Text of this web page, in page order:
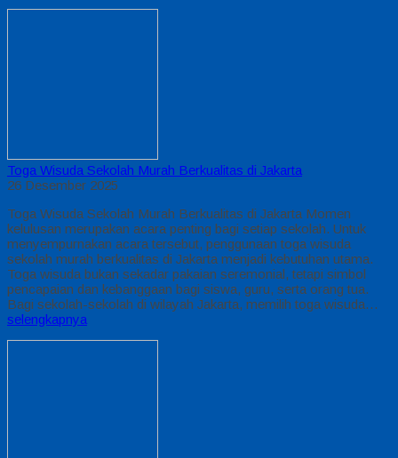
Toga Wisuda Sekolah Murah Berkualitas di Jakarta
26 Desember 2025
Toga Wisuda Sekolah Murah Berkualitas di Jakarta Momen
kelulusan merupakan acara penting bagi setiap sekolah. Untuk
menyempurnakan acara tersebut, penggunaan toga wisuda
sekolah murah berkualitas di Jakarta menjadi kebutuhan utama.
Toga wisuda bukan sekadar pakaian seremonial, tetapi simbol
pencapaian dan kebanggaan bagi siswa, guru, serta orang tua.
Bagi sekolah-sekolah di wilayah Jakarta, memilih toga wisuda…
selengkapnya